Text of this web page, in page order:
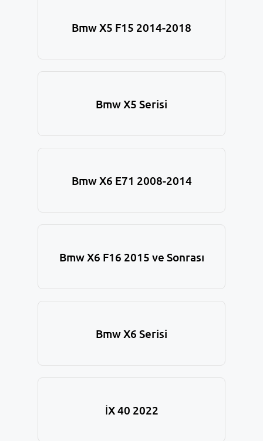
Bmw X5 F15 2014-2018
Bmw X5 Serisi
Bmw X6 E71 2008-2014
Bmw X6 F16 2015 ve Sonrası
Bmw X6 Serisi
İX 40 2022